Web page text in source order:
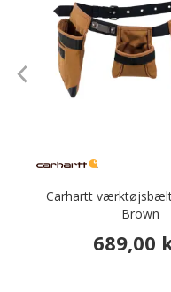
Carhartt
Brown
689,00